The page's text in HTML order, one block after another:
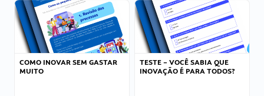
COMO INOVAR SEM GASTAR
MUITO
TESTE – VOCÊ SABIA QUE
INOVAÇÃO É PARA TODOS?